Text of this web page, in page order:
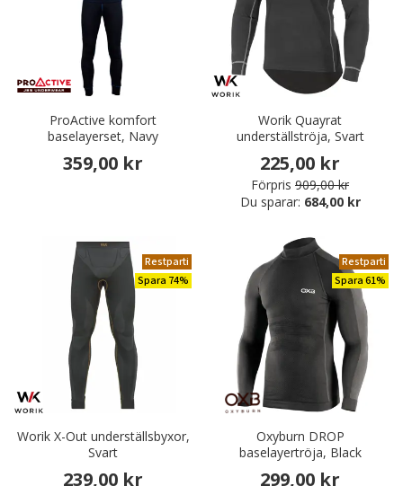
ProActive komfort
baselayerset, Navy
359,00 kr
Worik Quayrat
underställströja, Svart
225,00 kr
Förpris 909,00 kr
Du sparar: 684,00 kr
Restparti
Spara 74%
Worik X-Out underställsbyxor,
Svart
239,00 kr
Restparti
Spara 61%
Oxyburn DROP
baselayertröja, Black
299,00 kr